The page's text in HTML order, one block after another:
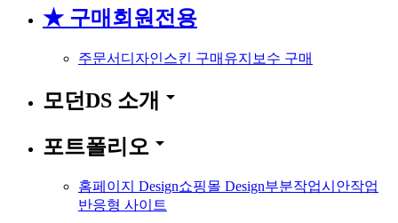
★ 구매회원전용
주문서 디자인스킨 구매 유지보수 구매
모던DS 소개 arrow_drop_down
포트폴리오 arrow_drop_down
홈페이지 Design쇼핑몰 Design부분작업시안작업
반응형 사이트